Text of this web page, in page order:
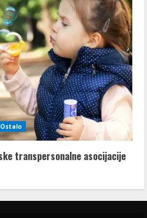
Ostalo
transpersonalne asocijacije